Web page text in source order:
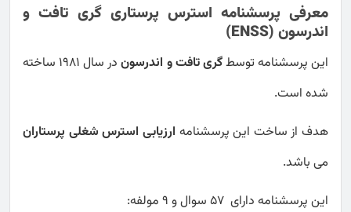
معرفی پرسشنامه استرس پرستاری گری تافت و
اندرسون (ENSS)
این پرسشنامه توسطگری تافت و اندرسون
در سال 1981 ساخته
شده است.
هدف از ساخت این پرسشنامه ارزیابی استرس شغلی پرستاران
می باشد.
این پرسشنامه دارای 57 سوال و 9 مولفه: